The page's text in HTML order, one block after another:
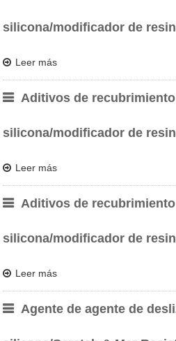
silicona/modificador de
Leer más
Aditivos de
silicona/modificador de
Leer más
Aditivos de
silicona/modificador de
Leer más
Agente de agente de